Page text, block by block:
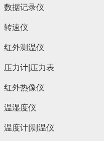
数据记录仪
转速仪
红外测温仪
压力计|压力表
红外热像仪
温湿度仪
温度计|测温仪